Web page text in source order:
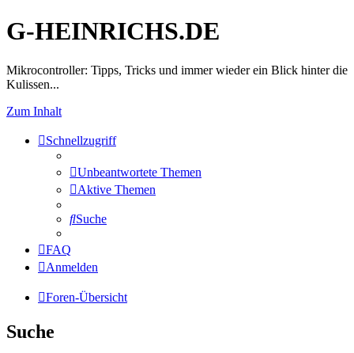
G-HEINRICHS.DE
Mikrocontroller: Tipps, Tricks und immer wieder ein Blick hinter die
Kulissen...
Zum Inhalt
Schnellzugriff
Unbeantwortete Themen
Aktive Themen
Suche
FAQ
Anmelden
Foren-Übersicht
Suche